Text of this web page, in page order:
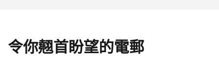
令你翹首盼望的電郵